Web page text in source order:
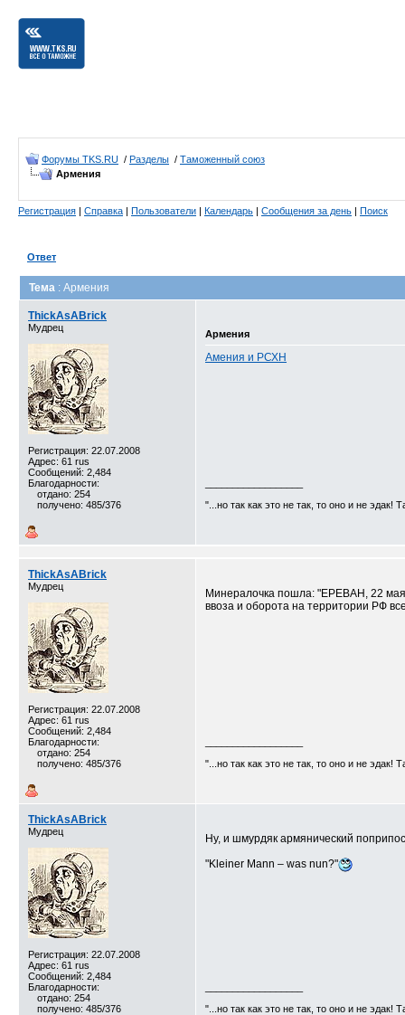
Форумы TKS.RU / Разделы / Таможенный союз
Армения
Регистрация | Справка | Пользователи | Календарь | Сообщения за день | Поиск
Ответ
Тема : Армения
ThickAsABrick
Мудрец
Регистрация: 22.07.2008
Адрес: 61 rus
Сообщений: 2,484
Благодарности:
отдано: 254
получено: 485/376
Армения
Амения и РСХН
"...но так как это не так, то оно и не эдак!
ThickAsABrick
Мудрец
Регистрация: 22.07.2008
Адрес: 61 rus
Сообщений: 2,484
Благодарности:
отдано: 254
получено: 485/376
Минералочка пошла: "ЕРЕВАН, 22
ввоза и оборота на территории РФ
"...но так как это не так, то оно и не эдак!
ThickAsABrick
Мудрец
Регистрация: 22.07.2008
Адрес: 61 rus
Сообщений: 2,484
Благодарности:
отдано: 254
получено: 485/376
Ну, и шмурдяк армянический
"Kleiner Mann – was nun?"
"...но так как это не так, то оно и не эдак!